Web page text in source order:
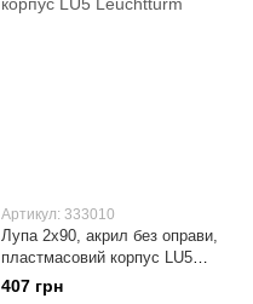
Артикул: 333010
Лупа 2х90, акрил без оправи,
пластмасовий корпус LU5
Leuchtturm
407 грн